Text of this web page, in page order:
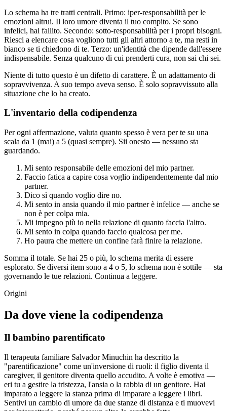
Lo schema ha tre tratti centrali. Primo: iper-responsabilità per le
emozioni altrui. Il loro umore diventa il tuo compito. Se sono
infelici, hai fallito. Secondo: sotto-responsabilità per i propri bisogni.
Riesci a elencare cosa vogliono tutti gli altri attorno a te, ma resti in
bianco se ti chiedono di te. Terzo: un'identità che dipende dall'essere
indispensabile. Senza qualcuno di cui prenderti cura, non sai chi sei.
Niente di tutto questo è un difetto di carattere. È un adattamento di
sopravvivenza. A suo tempo aveva senso. È solo sopravvissuto alla
situazione che lo ha creato.
L'inventario della codipendenza
Per ogni affermazione, valuta quanto spesso è vera per te su una
scala da 1 (mai) a 5 (quasi sempre). Sii onesto — nessuno sta
guardando.
Mi sento responsabile delle emozioni del mio partner.
Faccio fatica a capire cosa voglio indipendentemente dal mio
partner.
Dico sì quando voglio dire no.
Mi sento in ansia quando il mio partner è infelice — anche se
non è per colpa mia.
Mi impegno più io nella relazione di quanto faccia l'altro.
Mi sento in colpa quando faccio qualcosa per me.
Ho paura che mettere un confine farà finire la relazione.
Somma il totale. Se hai 25 o più, lo schema merita di essere
esplorato. Se diversi item sono a 4 o 5, lo schema non è sottile — sta
governando le tue relazioni. Continua a leggere.
Origini
Da dove viene la codipendenza
Il bambino parentificato
Il terapeuta familiare Salvador Minuchin ha descritto la
"parentificazione" come un'inversione di ruoli: il figlio diventa il
caregiver, il genitore diventa quello accudito. A volte è emotiva —
eri tu a gestire la tristezza, l'ansia o la rabbia di un genitore. Hai
imparato a leggere la stanza prima di imparare a leggere i libri.
Sentivi un cambio di umore da due stanze di distanza e ti muovevi